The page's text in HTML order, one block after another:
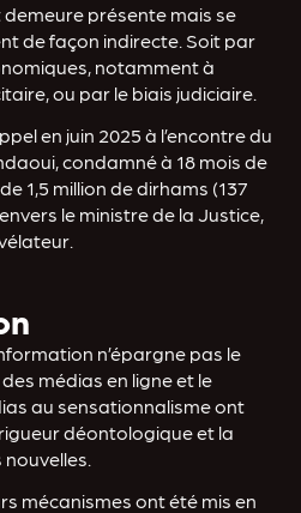
présente mais se
de façon indirecte. Soit par
notamment à
ou par le biais judiciaire.
en juin 2025 à l’encontre du
condamné à 18 mois de
1,5 million de dirhams (137
le ministre de la Justice,
n’épargne pas le
médias en ligne et le
au sensationnalisme ont
déontologique et la
mécanismes ont été mis en